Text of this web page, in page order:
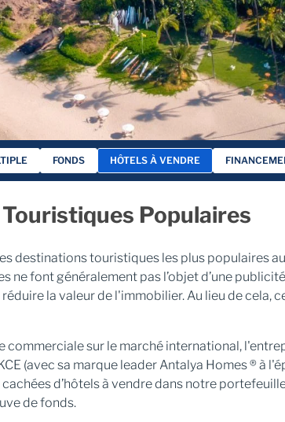
FONDS HÔTELS À VENDRE
Populaires
destinations touristiques les plus populaires
ne font généralement pas l’objet d’une
la valeur de l'immobilier. Au lieu de cela,
commerciale sur le marché international,
(avec sa marque leader Antalya Homes ® à
d’hôtels à vendre dans notre
de fonds.